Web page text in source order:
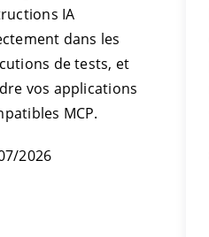
IA
dans les
de tests, et
vos applications
MCP.
2026